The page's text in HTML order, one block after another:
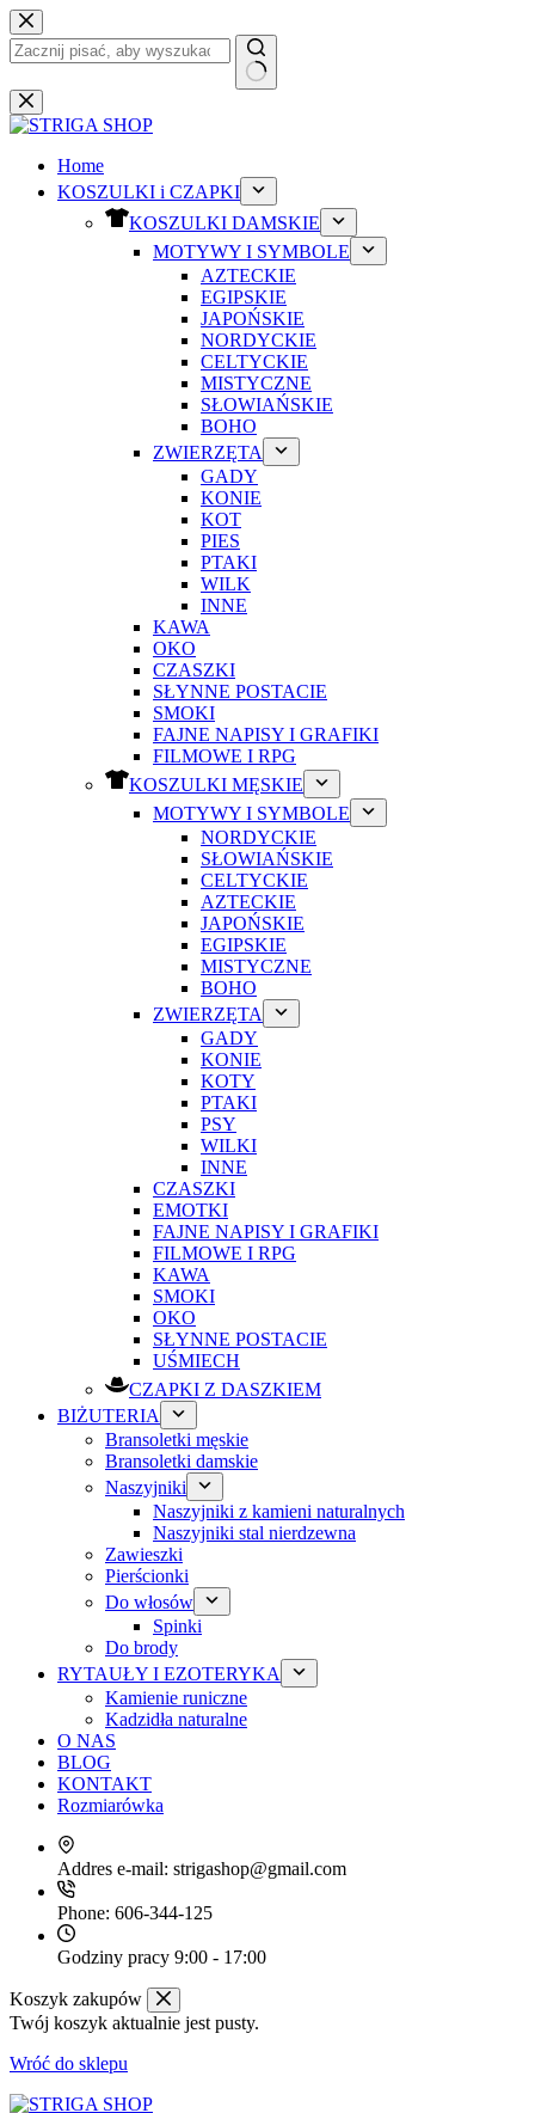
Przejdź
do
treści
Brak
wyników
Home
KOSZULKI i CZAPKI
KOSZULKI DAMSKIE
MOTYWY I SYMBOLE
AZTECKIE
EGIPSKIE
JAPOŃSKIE
NORDYCKIE
CELTYCKIE
MISTYCZNE
SŁOWIAŃSKIE
BOHO
ZWIERZĘTA
GADY
KONIE
KOT
PIES
PTAKI
WILK
INNE
KAWA
OKO
CZASZKI
SŁYNNE POSTACIE
SMOKI
FAJNE NAPISY I GRAFIKI
FILMOWE I RPG
KOSZULKI MĘSKIE
MOTYWY I SYMBOLE
NORDYCKIE
SŁOWIAŃSKIE
CELTYCKIE
AZTECKIE
JAPOŃSKIE
EGIPSKIE
MISTYCZNE
BOHO
ZWIERZĘTA
GADY
KONIE
KOTY
PTAKI
PSY
WILKI
INNE
CZASZKI
EMOTKI
FAJNE NAPISY I GRAFIKI
FILMOWE I RPG
KAWA
SMOKI
OKO
SŁYNNE POSTACIE
UŚMIECH
CZAPKI Z DASZKIEM
BIŻUTERIA
Bransoletki męskie
Bransoletki damskie
Naszyjniki
Naszyjniki z kamieni naturalnych
Naszyjniki stal nierdzewna
Zawieszki
Pierścionki
Do włosów
Spinki
Do brody
RYTAUŁY I EZOTERYKA
Kamienie runiczne
Kadzidła naturalne
O NAS
BLOG
KONTAKT
Rozmiarówka
Addres e-mail: strigashop@gmail.com
Phone: 606-344-125
Godziny pracy 9:00 - 17:00
Koszyk zakupów
Twój koszyk aktualnie jest pusty.
Wróć do sklepu